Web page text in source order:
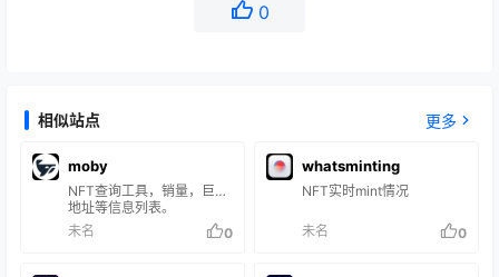
0
相似站点 更多
moby
NFT查询工具，销量，巨鲸
地址等信息列表。
未名
0
whatsminting
NFT实时mint情况
未名 0